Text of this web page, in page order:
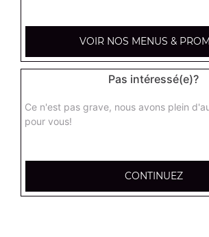
Base sauce tomate, mozzarella, viande
fraîches, oignons
17.95€
hannibale large
Base sauce tomate, boeuf, jambon,
supreme sucuk large
VOIR NOS MENUS &
Pas intéressé(e)?
Ce n'est pas grave, nous avons plein
pour vous!
CONTINUEZ